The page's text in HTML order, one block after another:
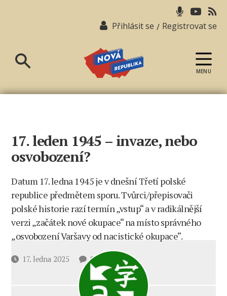
Přihlásit se / Registrovat se
republika
MENU
17. leden 1945 – invaze, nebo
osvobození?
Datum 17. ledna 1945 je v dnešní Třetí polské
republice předmětem sporu. Tvůrci/přepisovači
polské historie razí termín „vstup“ a v radikálnější
verzi „začátek nové okupace“ na místo správného
„osvobození Varšavy od nacistické okupace“.
Datum17. ledna 2025 8 komentářůu
textu
s
názvem